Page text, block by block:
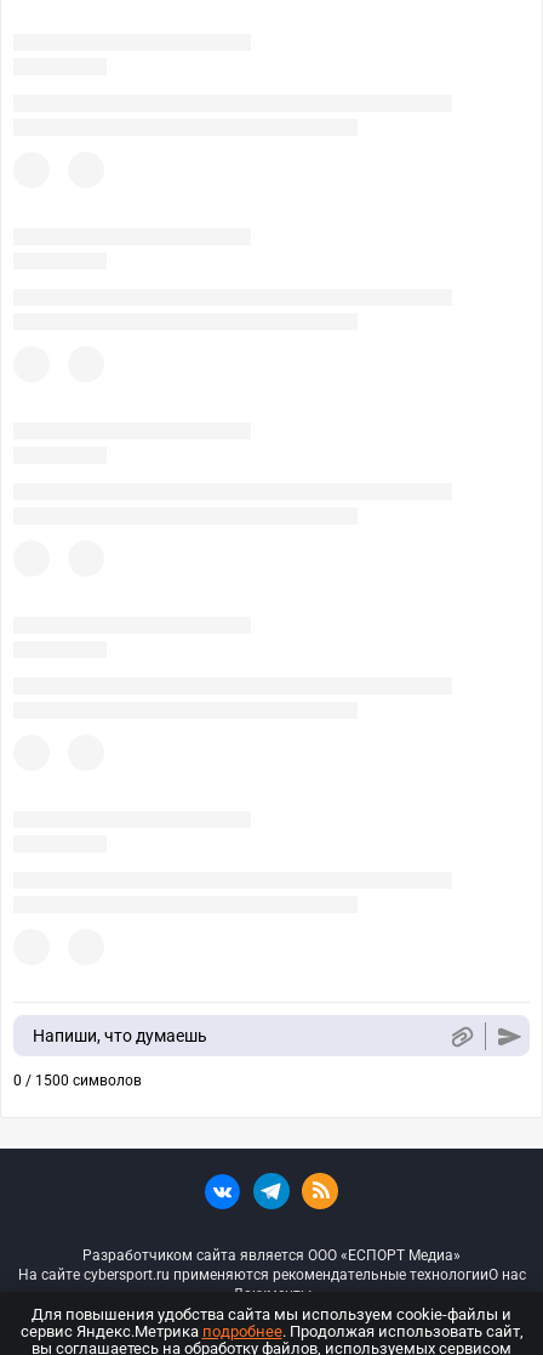
Напиши, что думаешь
0 / 1500 символов
Разработчиком сайта является ООО «ЕСПОРТ Медиа»
На сайте cybersport.ru применяются рекомендательные технологииО нас
Документы
© ООО «Киберспорт.ру» — Все права защищены
Для повышения удобства сайта мы используем cookie-файлы и
сервис Яндекс.Метрика подробнее. Продолжая использовать сайт,
вы соглашаетесь на обработку файлов, используемых сервисом